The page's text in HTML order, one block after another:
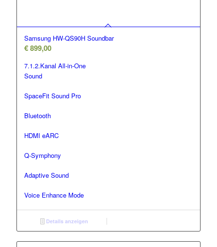
Samsung HW-QS90H Soundbar
€899,00
7.1.2.Kanal All-in-One
Sound
SpaceFit Sound Pro
Bluetooth
HDMI eARC
Q-Symphony
Adaptive Sound
Voice Enhance Mode
Details anzeigen